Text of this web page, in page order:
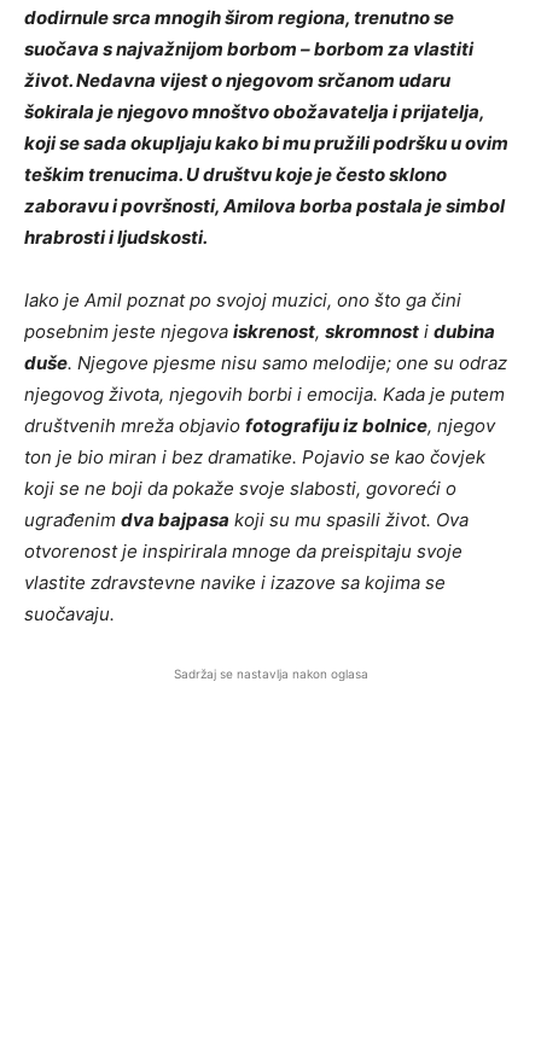
dodirnule srca mnogih širom regiona, trenutno se
suočava s najvažnijom borbom – borbom za vlastiti
život. Nedavna vijest o njegovom srčanom udaru
šokirala je njegovo mnoštvo obožavatelja i prijatelja,
koji se sada okupljaju kako bi mu pružili podršku u ovim
teškim trenucima. U društvu koje je često sklono
zaboravu i površnosti, Amilova borba postala je simbol
hrabrosti i ljudskosti.
Iako je Amil poznat po svojoj muzici, ono što ga čini
posebnim jeste njegova iskrenost, skromnost i dubina
duše. Njegove pjesme nisu samo melodije; one su odraz
njegovog života, njegovih borbi i emocija. Kada je putem
društvenih mreža objavio fotografiju iz bolnice, njegov
ton je bio miran i bez dramatike. Pojavio se kao čovjek
koji se ne boji da pokaže svoje slabosti, govoreći o
ugrađenim dva bajpasa koji su mu spasili život. Ova
otvorenost je inspirirala mnoge da preispitaju svoje
vlastite zdravstevne navike i izazove sa kojima se
suočavaju.
Sadržaj se nastavlja nakon oglasa